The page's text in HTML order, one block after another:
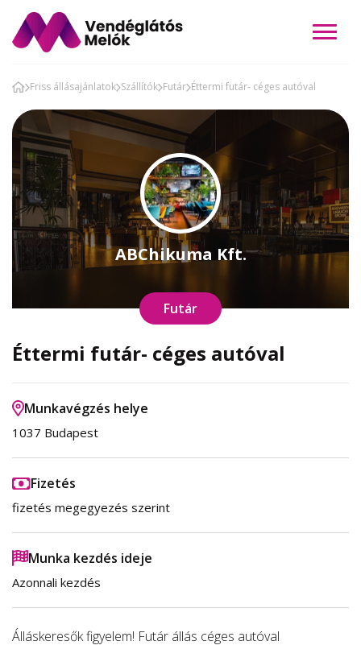
Friss állásajánlatok Szállítók Futár Éttermi futár- céges autóval
ABChikuma Kft.
Futár
Éttermi futár- céges autóval
Munkavégzés helye
1037 Budapest
Fizetés
fizetés megegyezés szerint
Munka kezdés ideje
Azonnali kezdés
Álláskeresők figyelem! Futár állás céges autóval